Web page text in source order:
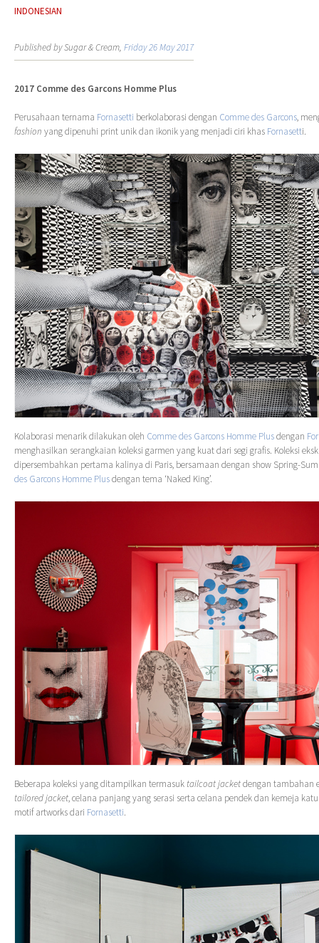
INDONESIAN
Published by Sugar & Cream, Friday 26 May 2017
2017 Comme des Garcons Homme Plus
Perusahaan ternama Fornasetti berkolaborasi dengan Comme des Garcons,
fashion yang dipenuhi print unik dan ikonik yang menjadi ciri khas Fornasetti.
Kolaborasi menarik dilakukan oleh Comme des Garcons Homme Plusdengan
menghasilkan serangkaian koleksi garmen yang kuat dari segi grafis. Koleksi
dipersembahkan pertama kalinya di Paris, bersamaan dengan show Spring-
des Garcons Homme Plusdengan tema ‘Naked King’.
Beberapa koleksi yang ditampilkan termasuk tailcoat jacketdengan tambahan
tailored jacket, celana panjang yang serasi serta celana pendek dan kemeja
motif artworks dari Fornasetti.